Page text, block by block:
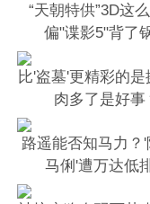
“天朝特供”3D这
偏"谍影5"背了
比'盗墓'更精彩的
肉多了是好事
路遥能否知马力？'
马俐'遭万达低